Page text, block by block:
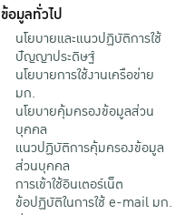
ข้อมูลทั่วไป
นโยบายและแนวปฏิบัติการใช้
ปัญญาประดิษฐ์
นโยบายการใช้งานเครือข่าย
มก.
นโยบายคุ้มครองข้อมูลส่วน
บุคคล
แนวปฏิบัติการคุ้มครองข้อมูล
ส่วนบุคคล
การเข้าใช้อินเตอร์เน็ต
ข้อปฏิบัติในการใช้ e-mail มก.